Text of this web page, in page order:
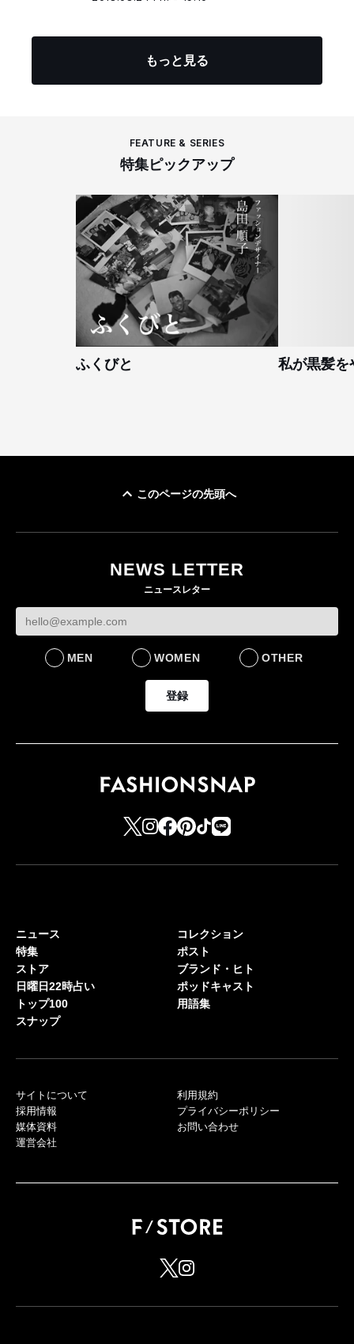
もっと見る
FEATURE & SERIES
特集ピックアップ
ふくびと 私が黒髪を
このページの先頭へ
NEWS LETTER
ニュースレター
MEN WOMEN OTHER
登録
ニュース
特集
ストア
日曜日22時占い
トップ100
スナップ
コレクション
ポスト
ブランド・ヒト
ポッドキャスト
用語集
サイトについて
採用情報
媒体資料
運営会社
利用規約
プライバシーポリシー
お問い合わせ